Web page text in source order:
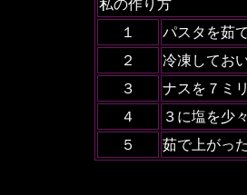
私の作り方
１
パスタを茹で
２
冷凍してお
３
ナスを７ミ
４
３に塩を少
５
茹で上がっ